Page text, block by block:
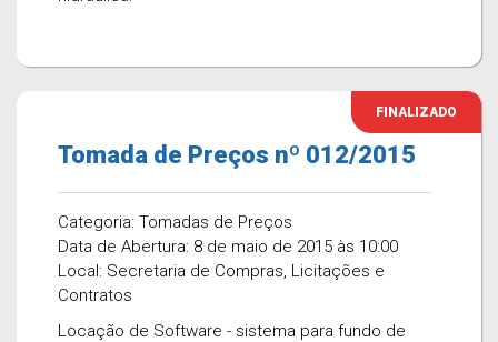
FINALIZADO
Tomada de Preços nº 012/2015
Categoria: Tomadas de Preços
Data de Abertura: 8 de maio de 2015 às 10:00
Local: Secretaria de Compras, Licitações e
Contratos
Locação de Software - sistema para fundo de